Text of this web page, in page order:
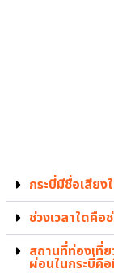
กระบี่มีชื่อเสียง
ช่วงเวลาใดคือ
สถานที่ท่องเที่
ผ่อนในกระบี่คื